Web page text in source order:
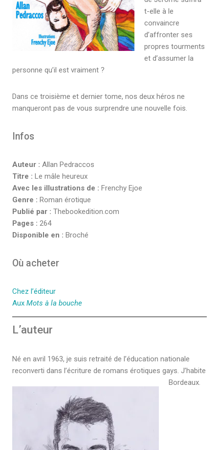
t-elle à le
convaincre
d’affronter ses
propres tourments
et d’assumer la
personne qu’il est vraiment ?
Dans ce troisième et dernier tome, nos deux héros ne
manqueront pas de vous surprendre une nouvelle fois.
Infos
Auteur : Allan Pedraccos
Titre : Le mâle heureux
Avec les illustrations de : Frenchy Ejoe
Genre : Roman érotique
Publié par : Thebookedition.com
Pages : 264
Disponible en : Broché
Où acheter
Chez l’éditeur
Aux Mots à la bouche
L’auteur
Né en avril 1963, je suis retraité de l’éducation nationale
reconverti dans l’écriture de romans érotiques gays. J’habite
Bordeaux.